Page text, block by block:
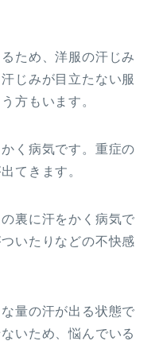
ため、洋服の汗じみ
じみが目立たない服
方もいます。
く病気です。重症の
てきます。
裏に汗をかく病気で
いたりなどの不快感
量の汗が出る状態で
いため、悩んでいる